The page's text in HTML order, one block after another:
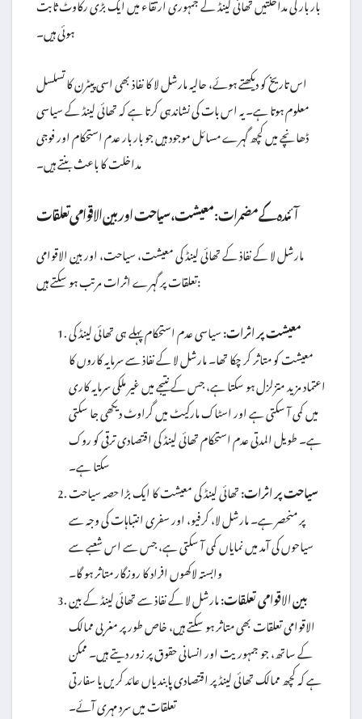
ہوئی ہیں۔
اس تاریخ کو دیکھتے ہوئے، حالیہ مارشل لا کا نفاذ بھی اسی پیٹرن کا تسلسل
معلوم ہوتا ہے۔ یہ اس بات کی نشاندہی کرتا ہے کہ تھائی لینڈ کے سیاسی
ڈھانچے میں کچھ گہرے مسائل موجود ہیں جو بار بار عدم استحکام اور فوجی
مداخلت کا باعث بنتے ہیں۔
آئندہ کے مضمرات: معیشت، سیاحت اور بین الاقوامی تعلقات
مارشل لا کے نفاذ کے تھائی لینڈ کی معیشت، سیاحت، اور بین الاقوامی
تعلقات پر گہرے اثرات مرتب ہو سکتے ہیں:
معیشت پر اثرات:سیاسی عدم استحکام پہلے ہی تھائی لینڈ کی
معیشت کو متاثر کر چکا تھا۔ مارشل لا کے نفاذ سے سرمایہ کاروں کا
اعتماد مزید متزلزل ہو سکتا ہے، جس کے نتیجے میں غیر ملکی سرمایہ کاری
میں کمی آ سکتی ہے اور اسٹاک مارکیٹ میں گراوٹ دیکھی جا سکتی
ہے۔ طویل المدتی عدم استحکام تھائی لینڈ کی اقتصادی ترقی کو روک
سکتا ہے۔
سیاحت پر اثرات:تھائی لینڈ کی معیشت کا ایک بڑا حصہ سیاحت
پر منحصر ہے۔ مارشل لا، کرفیو، اور سفری انتباہات کی وجہ سے
سیاحوں کی آمد میں نمایاں کمی آ سکتی ہے، جس سے اس شعبے سے
وابستہ لاکھوں افراد کا روزگار متاثر ہو گا۔
بین الاقوامی تعلقات:مارشل لا کے نفاذ سے تھائی لینڈ کے بین
الاقوامی تعلقات بھی متاثر ہو سکتے ہیں، خاص طور پر مغربی ممالک
کے ساتھ، جو جمہوریت اور انسانی حقوق پر زور دیتے ہیں۔ ممکن
ہے کہ کچھ ممالک تھائی لینڈ پر اقتصادی پابندیاں عائد کریں یا سفارتی
تعلقات میں سرد مہری آئے۔